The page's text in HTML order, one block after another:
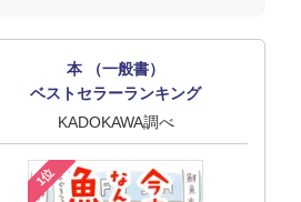
本 （一般書）
ベストセラーランキング
KADOKAWA調べ
1位